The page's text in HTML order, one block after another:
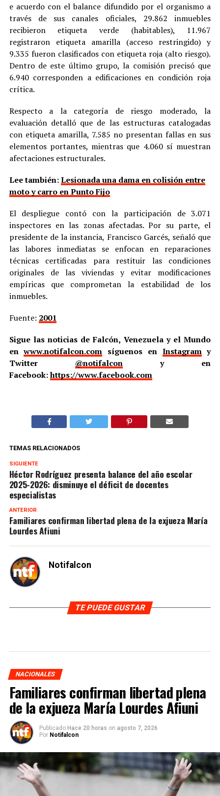
e acuerdo con el balance difundido por el organismo a
través de sus canales oficiales, 29.862 inmuebles
recibieron etiqueta verde (habitables), 11.967
registraron etiqueta amarilla (acceso restringido) y
9.335 fueron clasificados con etiqueta roja (alto riesgo).
Dentro de este último grupo, la comisión precisó que
6.940 corresponden a edificaciones en condición roja
crítica.
Respecto a la categoría de riesgo moderado, la
evaluación detalló que de las estructuras catalogadas
con etiqueta amarilla, 7.585 no presentan fallas en sus
elementos portantes, mientras que 4.060 sí muestran
afectaciones estructurales.
Lee también:Lesionada una dama en colisión entre
moto y carro en Punto Fijo
El despliegue contó con la participación de 3.071
inspectores en las zonas afectadas. Por su parte, el
presidente de la instancia, Francisco Garcés, señaló que
las labores inmediatas se enfocan en reparaciones
técnicas certificadas para restituir las condiciones
originales de las viviendas y evitar modificaciones
empíricas que comprometan la estabilidad de los
inmuebles.
Fuente: 2001
Sigue las noticias de Falcón, Venezuela y el Mundo
enwww.notifalcon.com síguenos en Instagramy
Twitter @notifalcony en
Facebook:https://www.facebook.com
TEMAS RELACIONADOS
SIGUIENTE
Héctor Rodríguez presenta balance del año escolar
2025-2026: disminuye el déficit de docentes
especialistas
ANTERIOR
Familiares confirman libertad plena de la exjueza María
Lourdes Afiuni
Notifalcon
TE PUEDE GUSTAR
NACIONALES
Familiares confirman libertad plena
de la exjueza María Lourdes Afiuni
Publicado Hace 20 horas on agosto 7, 2026
Por Notifalcon